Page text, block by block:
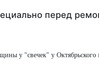
перед